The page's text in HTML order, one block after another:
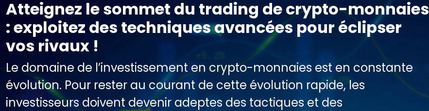
Atteignez le sommet du trading de crypto-monnaies
: exploitez des techniques avancées pour éclipser
vos rivaux !
Le domaine de l’investissement en crypto-monnaies est en constante
évolution. Pour rester au courant de cette évolution rapide, les
investisseurs doivent devenir adeptes des tactiques et des